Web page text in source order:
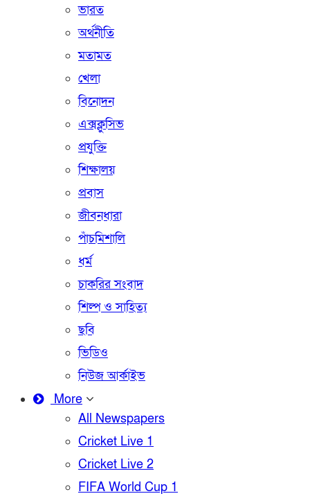
ভারত
অর্থনীতি
মতামত
খেলা
বিনোদন
এক্সক্লুসিভ
প্রযুক্তি
শিক্ষালয়
প্রবাস
জীবনধারা
পাঁচমিশালি
ধর্ম
চাকরির সংবাদ
শিল্প ও সাহিত্য
ছবি
ভিডিও
নিউজ আর্কাইভ
More
All Newspapers
Cricket Live 1
Cricket Live 2
FIFA World Cup 1